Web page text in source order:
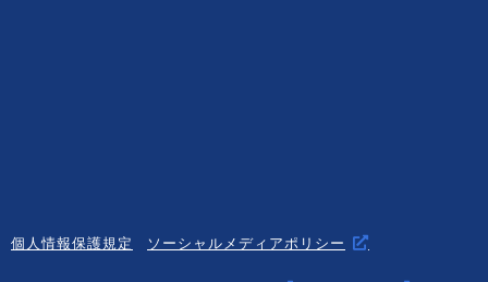
個人情報保護規定 ソーシャルメディアポリシー